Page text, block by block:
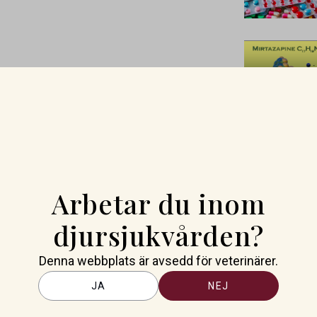
Arbetar du inom
djursjukvården?
Denna webbplats är avsedd för veterinärer.
JA NEJ